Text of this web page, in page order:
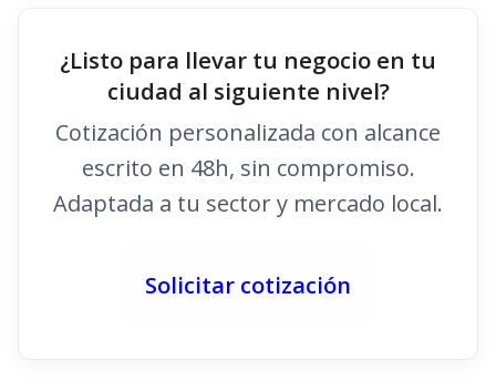
¿Listo para llevar tu negocio en tu
ciudad al siguiente nivel?
Cotización personalizada con alcance
escrito en 48h, sin compromiso.
Adaptada a tu sector y mercado local.
Solicitar cotización